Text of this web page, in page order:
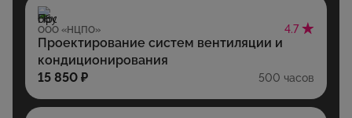
ООО «НЦПО» 4.7
Проектирование систем вентиляции и
кондиционирования
15 850 ₽
500 часов